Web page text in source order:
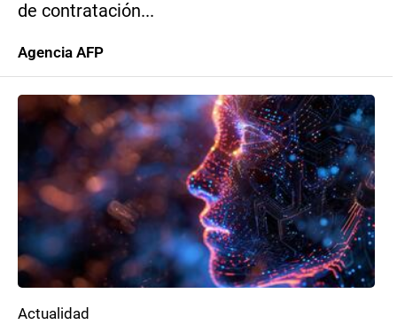
de contratación...
Agencia AFP
Actualidad